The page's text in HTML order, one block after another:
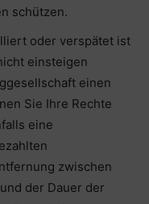
schützen.
oder verspätet ist
einsteigen
einen
Sie Ihre Rechte
eine
zwischen
der Dauer der